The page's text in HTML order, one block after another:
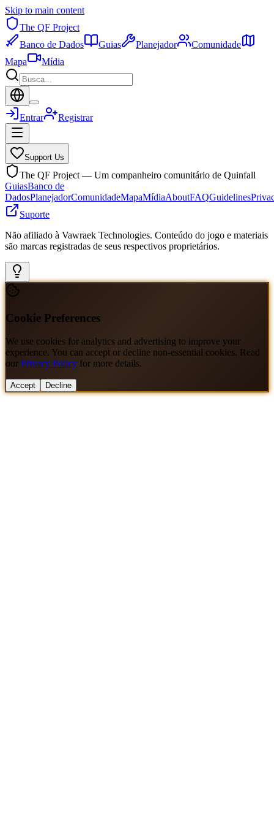
Skip to main content
The QF Project
Banco de Dados
Guias Planejador
Comunidade
Mapa
Mídia
Entrar Registrar
Support Us
The QF Project — Um companheiro comunitário de Quinfall
GuiasBanco de
DadosPlanejadorComunidadeMapaMídiaAboutFAQGuidelines
Suporte
Não afiliado à Vawraek Technologies. Conteúdo do jogo e materiais
são marcas registradas de seus respectivos proprietários.
Cookie Preferences
We use cookies for analytics and advertising to improve your
experience. You can accept or decline non-essential cookies. Read
our Privacy Policy for more details.
Accept Decline